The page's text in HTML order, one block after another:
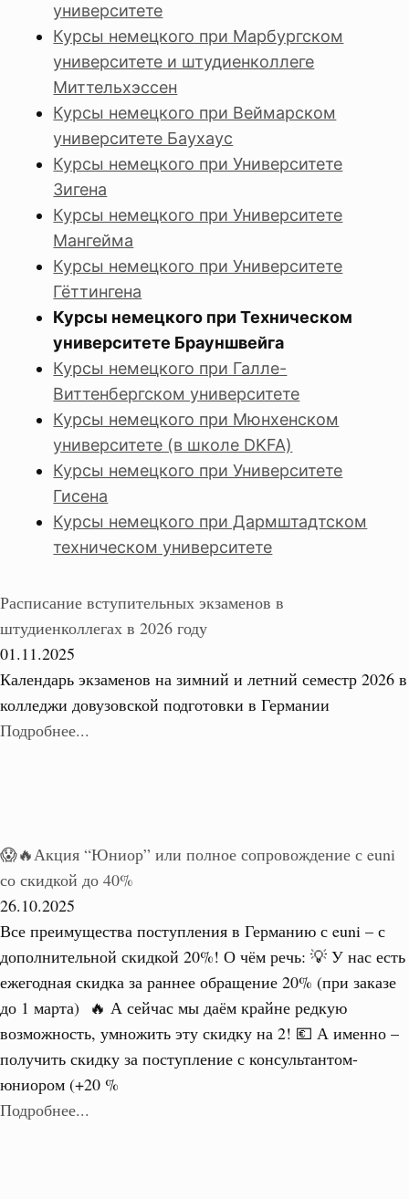
университете
Курсы немецкого при Марбургском
университете и штудиенколлеге
Миттельхэссен
Курсы немецкого при Веймарском
университете Баухаус
Курсы немецкого при Университете
Зигена
Курсы немецкого при Университете
Мангейма
Курсы немецкого при Университете
Гёттингена
Курсы немецкого при Техническом
университете Брауншвейга
Курсы немецкого при Галле-
Виттенбергском университете
Курсы немецкого при Мюнхенском
университете (в школе DKFA)
Курсы немецкого при Университете
Гисена
Курсы немецкого при Дармштадтском
техническом университете
Расписание вступительных экзаменов в
штудиенколлегах в 2026 году
01.11.2025
Календарь экзаменов на зимний и летний семестр 2026 в
колледжи довузовской подготовки в Германии
Подробнее...
😱🔥Акция “Юниор” или полное сопровождение с euni
со скидкой до 40%
26.10.2025
Все преимущества поступления в Германию с euni – с
дополнительной скидкой 20%! О чём речь: 💡 У нас есть
ежегодная скидка за раннее обращение 20% (при заказе
до 1 марта) 🔥 А сейчас мы даём крайне редкую
возможность, умножить эту скидку на 2! 💶 А именно –
получить скидку за поступление с консультантом-
юниором (+20 %
Подробнее...